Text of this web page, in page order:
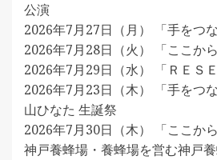
公演
2026年7月27日（月） 「手をつ
2026年7月28日（火） 「ここか
2026年7月29日（水） 「ＲＥＳ
2026年7月23日（木） 「手をつ
山ひなた 生誕祭
2026年7月30日（木） 「ここか
神戸養蜂場・養蜂場を営む神戸